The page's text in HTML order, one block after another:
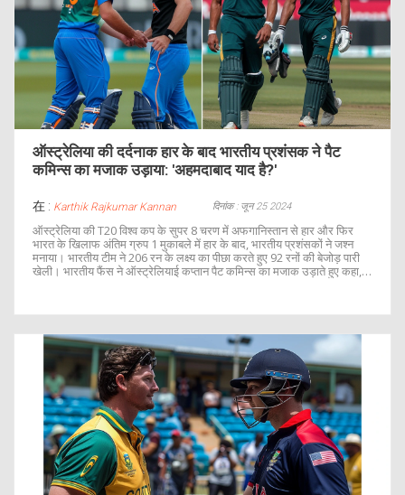
ऑस्ट्रेलिया की दर्दनाक हार के बाद भारतीय प्रशंसक ने पैट
कमिन्स का मजाक उड़ाया: 'अहमदाबाद याद है?'
在 : Karthik Rajkumar Kannan दिनांक : जून 25 2024
ऑस्ट्रेलिया की T20 विश्व कप के सुपर 8 चरण में अफगानिस्तान से हार और फिर
भारत के खिलाफ अंतिम ग्रुप 1 मुकाबले में हार के बाद, भारतीय प्रशंसकों ने जश्न
मनाया। भारतीय टीम ने 206 रन के लक्ष्य का पीछा करते हुए 92 रनों की बेजोड़ पारी
खेली। भारतीय फैंस ने ऑस्ट्रेलियाई कप्तान पैट कमिन्स का मजाक उड़ाते हुए कहा,